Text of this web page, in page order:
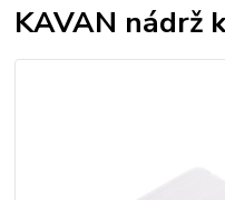
KAVAN nádrž